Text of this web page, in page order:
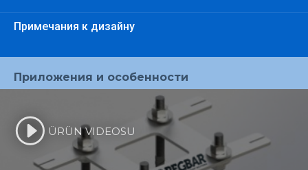
Примечания к дизайну
Приложения и особенности
ÜRÜN VIDEOSU